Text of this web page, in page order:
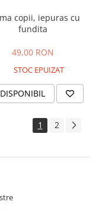
copii, iepuras cu
fundita
49,00 RON
STOC EPUIZAT
1 2